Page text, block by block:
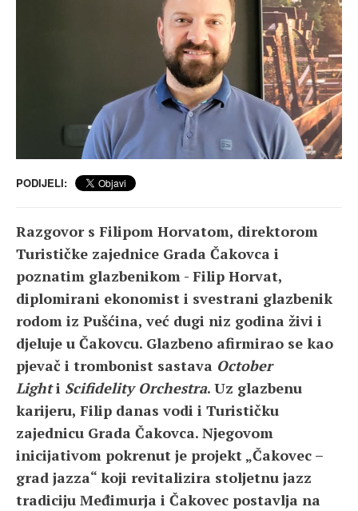
PODIJELI:
Razgovor s Filipom Horvatom, direktorom
Turističke zajednice Grada Čakovca i
poznatim glazbenikom - Filip Horvat,
diplomirani ekonomist i svestrani glazbenik
rodom iz Pušćina, već dugi niz godina živi i
djeluje u Čakovcu. Glazbeno afirmirao se kao
pjevač i trombonist sastava October
Lighti Scifidelity Orchestra. Uz glazbenu
karijeru, Filip danas vodi i Turističku
zajednicu Grada Čakovca. Njegovom
inicijativom pokrenut je projekt „Čakovec –
grad jazza“ koji revitalizira stoljetnu jazz
tradiciju Međimurja i Čakovec postavlja na